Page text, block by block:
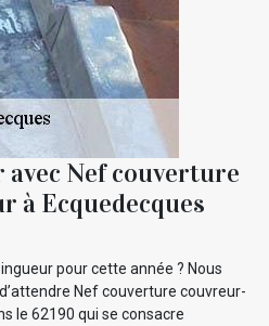
Nef couverture
à Ecquedecques
pour cette année ? Nous
Nef couverture couvreur-
le 62190 qui se consacre